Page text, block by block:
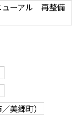
ューアル 再整備
美郷町）